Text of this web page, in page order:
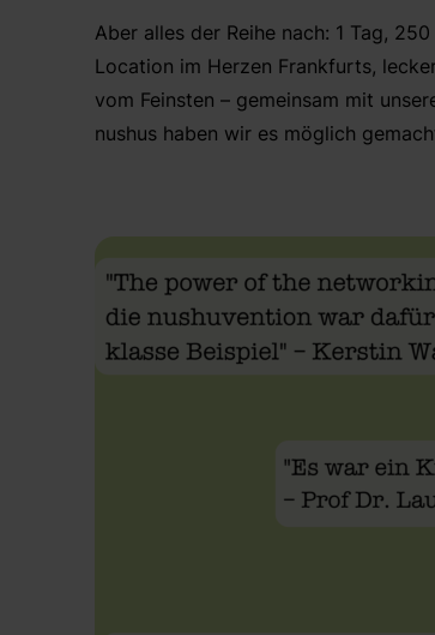
Aber alles der Reihe nach: 1 Tag,
Location im Herzen Frankfurts,
vom Feinsten – gemeinsam mit
nushus haben wir es möglich